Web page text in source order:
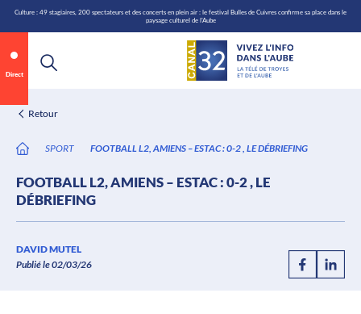
Aller
au
contenu
Culture : 49 stagiaires, 200 spectateurs et des concerts en plein air : le festival Bulles de Cuivres confirme sa place dans le
paysage culturel de l'Aube
Direct
Retour
SPORT FOOTBALL L2, AMIENS – ESTAC : 0-2 , LE DÉBRIEFING
FOOTBALL L2, AMIENS – ESTAC : 0-2 , LE
DÉBRIEFING
DAVID MUTEL
Publié le 02/03/26
0:06 / 0:12